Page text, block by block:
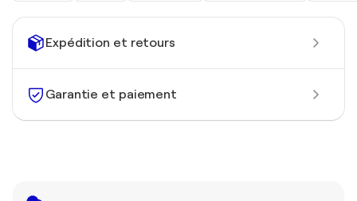
Expédition et retours
Garantie et paiement